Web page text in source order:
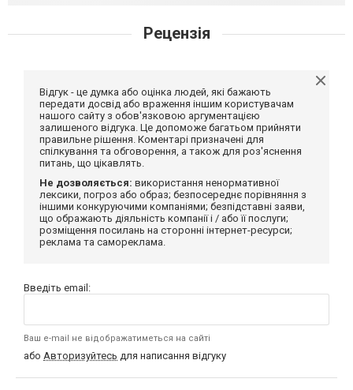
Рецензія
Відгук - це думка або оцінка людей, які бажають
передати досвід або враження іншим користувачам
нашого сайту з обов'язковою аргументацією
залишеного відгука. Це допоможе багатьом прийняти
правильне рішення. Коментарі призначені для
спілкування та обговорення, а також для роз'яснення
питань, що цікавлять.
Не дозволяється: використання ненормативної
лексики, погроз або образ; безпосереднє порівняння з
іншими конкуруючими компаніями; безпідставні заяви,
що ображають діяльність компанії і / або її послуги;
розміщення посилань на сторонні інтернет-ресурси;
реклама та самореклама.
Введіть email:
Ваш e-mail не відображатиметься на сайті
або Авторизуйтесь для написання відгуку